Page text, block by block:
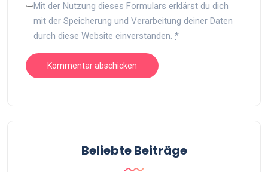
Mit der Nutzung dieses Formulars erklärst du dich
mit der Speicherung und Verarbeitung deiner Daten
durch diese Website einverstanden. *
Beliebte Beiträge